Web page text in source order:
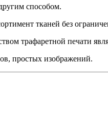
способом.
тканей без
трафаретной печати
простых изображений.